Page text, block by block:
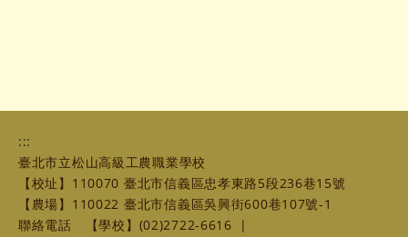
:::
臺北市立松山高級工農職業學校
【校址】110070 臺北市信義區忠孝東路5段236巷15號
【農場】110022 臺北市信義區吳興街600巷107號-1
聯絡電話
【學校】(02)2722-6616 |